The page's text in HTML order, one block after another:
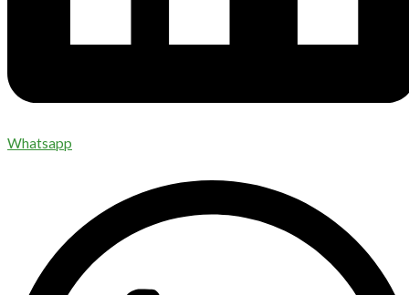
Whatsapp